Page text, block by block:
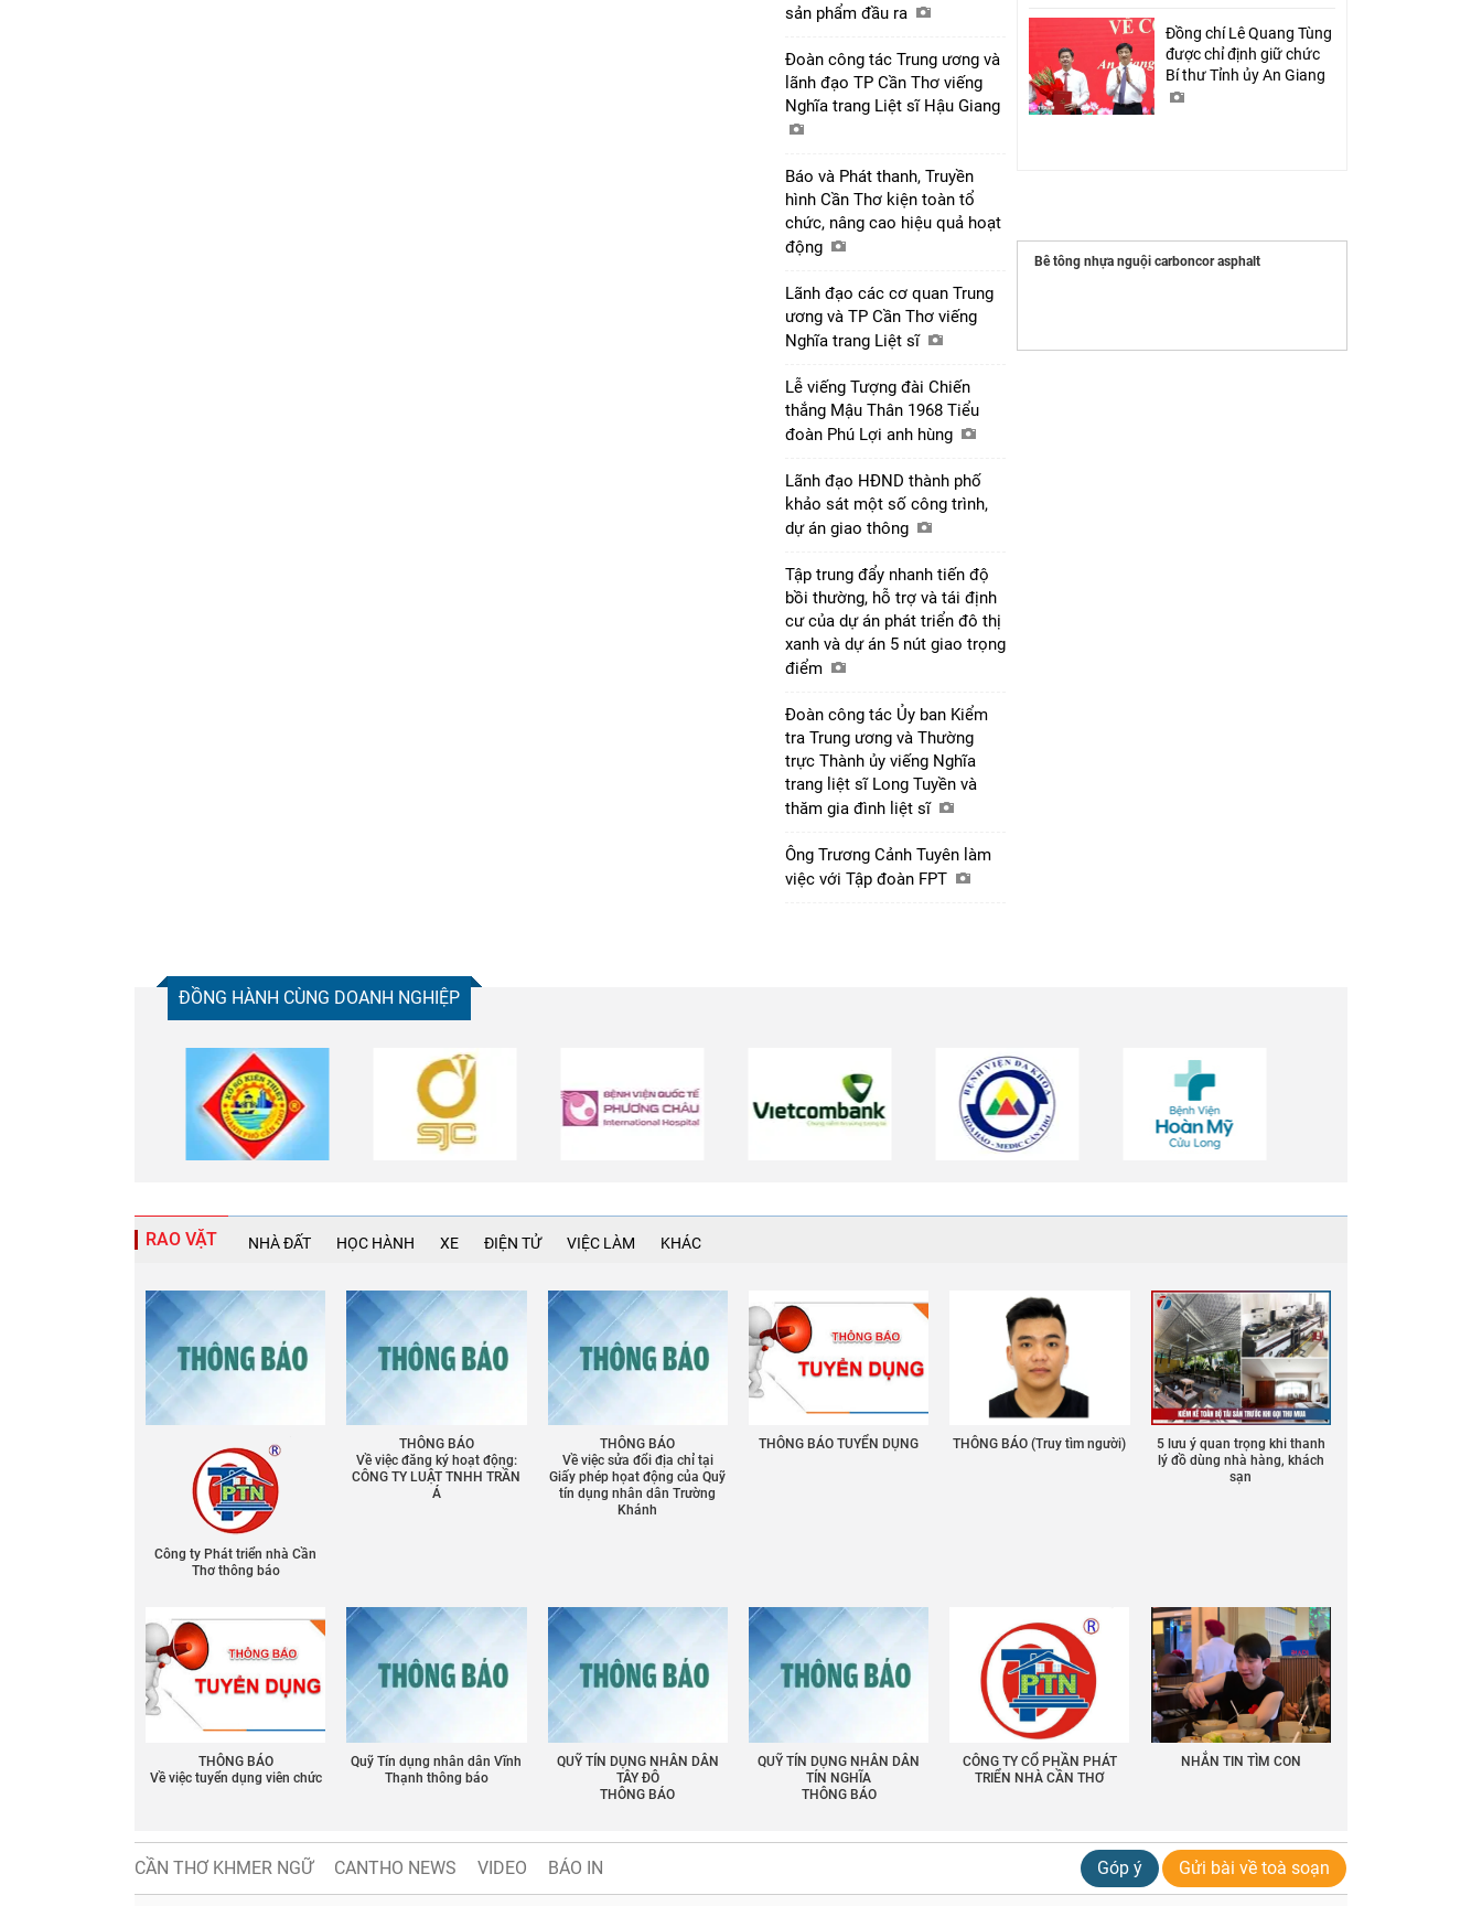
sản phẩm đầu ra
Đoàn công tác Trung ương và
lãnh đạo TP Cần Thơ viếng
Nghĩa trang Liệt sĩ Hậu Giang
Báo và Phát thanh, Truyền
hình Cần Thơ kiện toàn tổ
chức, nâng cao hiệu quả hoạt
động
Lãnh đạo các cơ quan Trung
ương và TP Cần Thơ viếng
Nghĩa trang Liệt sĩ
Lễ viếng Tượng đài Chiến
thắng Mậu Thân 1968 Tiểu
đoàn Phú Lợi anh hùng
Lãnh đạo HĐND thành phố
khảo sát một số công trình,
dự án giao thông
Tập trung đẩy nhanh tiến độ
bồi thường, hỗ trợ và tái định
cư của dự án phát triển đô thị
xanh và dự án 5 nút giao trọng
điểm
Đoàn công tác Ủy ban Kiểm
tra Trung ương và Thường
trực Thành ủy viếng Nghĩa
trang liệt sĩ Long Tuyền và
thăm gia đình liệt sĩ
Ông Trương Cảnh Tuyên làm
việc với Tập đoàn FPT
Đồng chí Lê Quang Tùng
được chỉ định giữ chức
Bí thư Tỉnh ủy An Giang
Bê tông nhựa nguội carboncor asphalt
ĐỒNG HÀNH CÙNG DOANH NGHIỆP
RAO VẶT NHÀ ĐẤT HỌC HÀNH XE ĐIỆN TỬ VIỆC LÀM KHÁC
Công ty Phát triển nhà Cần
Thơ thông báo
THÔNG BÁO
Về việc đăng ký hoạt động:
CÔNG TY LUẬT TNHH TRẦN
Á
THÔNG BÁO
Về việc sửa đổi địa chỉ tại
Giấy phép họat động của Quỹ
tín dụng nhân dân Trường
Khánh
THÔNG BÁO TUYỂN DỤNG THÔNG BÁO (Truy tìm người)
5 lưu ý quan trọng khi thanh
lý đồ dùng nhà hàng, khách
sạn
THÔNG BÁO
Về việc tuyển dụng viên chức
Quỹ Tín dụng nhân dân Vĩnh
Thạnh thông báo
QUỸ TÍN DỤNG NHÂN DÂN
TÂY ĐÔ
THÔNG BÁO
QUỸ TÍN DỤNG NHÂN DÂN
TÍN NGHĨA
THÔNG BÁO
CÔNG TY CỔ PHẦN PHÁT
TRIỂN NHÀ CẦN THƠ
NHẮN TIN TÌM CON
CẦN THƠ KHMER NGỮ CANTHO NEWS VIDEO BÁO IN Góp ý Gửi bài về toà soạn